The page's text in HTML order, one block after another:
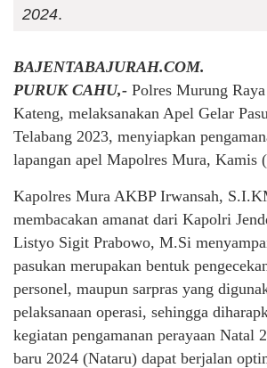
2024.
BAJENTABAJURAH.COM.
PURUK CAHU,- Polres Murung
Kateng, melaksanakan Apel Gelar
Telabang 2023, menyiapkan
lapangan apel Mapolres Mura, Kamis
Kapolres Mura AKBP Irwansah,
membacakan amanat dari Kapolri
Listyo Sigit Prabowo, M.Si
pasukan merupakan bentuk
personel, maupun sarpras yang
pelaksanaan operasi, sehingga
kegiatan pengamanan perayaan Natal
baru 2024 (Nataru) dapat berjalan